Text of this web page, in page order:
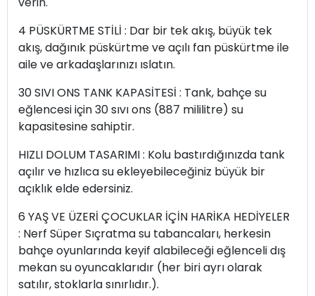
4 PÜSKÜRTME STİLİ : Dar bir tek akış, büyük tek
akış, dağınık püskürtme ve açılı fan püskürtme ile
aile ve arkadaşlarınızı ıslatın.
30 SIVI ONS TANK KAPASİTESİ : Tank, bahçe su
eğlencesi için 30 sıvı ons (887 mililitre) su
kapasitesine sahiptir.
HIZLI DOLUM TASARIMI : Kolu bastırdığınızda tank
açılır ve hızlıca su ekleyebileceğiniz büyük bir
açıklık elde edersiniz.
6 YAŞ VE ÜZERİ ÇOCUKLAR İÇİN HARİKA HEDİYELER
: Nerf Süper Sıçratma su tabancaları, herkesin
bahçe oyunlarında keyif alabileceği eğlenceli dış
mekan su oyuncaklarıdır (her biri ayrı olarak
satılır, stoklarla sınırlıdır.).